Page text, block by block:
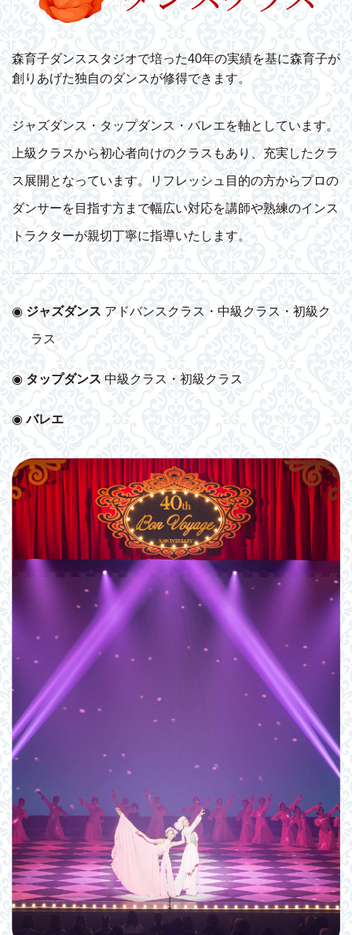
森育子ダンススタジオで培った40年の実績を基に森育子が
創りあげた独自のダンスが修得できます。
ジャズダンス・タップダンス・バレエを軸としています。
上級クラスから初心者向けのクラスもあり、充実したクラ
ス展開となっています。リフレッシュ目的の方からプロの
ダンサーを目指す方まで幅広い対応を講師や熟練のインス
トラクターが親切丁寧に指導いたします。
◉ジャズダンス アドバンスクラス・中級クラス・初級ク
ラス
◉タップダンス 中級クラス・初級クラス
◉バレエ